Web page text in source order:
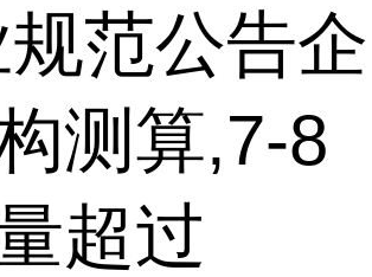
范公告企
测算,7-8
超过